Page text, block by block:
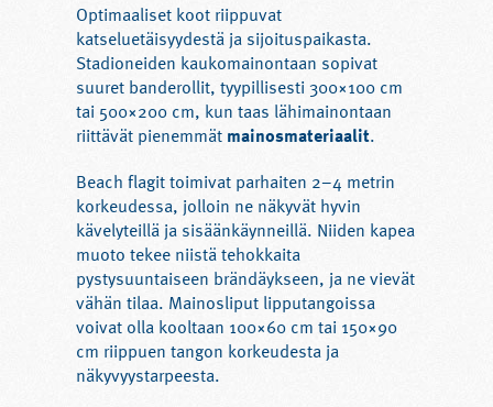
Optimaaliset koot riippuvat
katseluetäisyydestä ja sijoituspaikasta.
Stadioneiden kaukomainontaan sopivat
suuret banderollit, tyypillisesti 300×100 cm
tai 500×200 cm, kun taas lähimainontaan
riittävät pienemmät mainosmateriaalit.
Beach flagit toimivat parhaiten 2–4 metrin
korkeudessa, jolloin ne näkyvät hyvin
kävelyteillä ja sisäänkäynneillä. Niiden kapea
muoto tekee niistä tehokkaita
pystysuuntaiseen brändäykseen, ja ne vievät
vähän tilaa. Mainosliput lipputangoissa
voivat olla kooltaan 100×60 cm tai 150×90
cm riippuen tangon korkeudesta ja
näkyvyystarpeesta.